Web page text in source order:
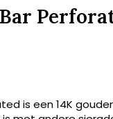
is een 14K